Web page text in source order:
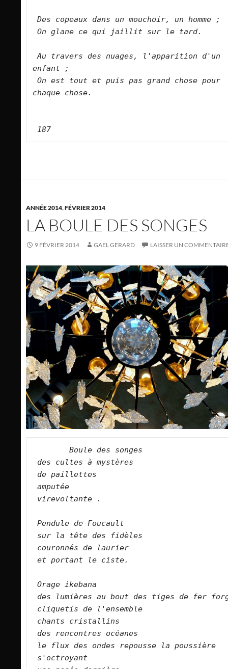
Des copeaux dans un mouchoir, un homme ;
On glane ce qui jaillit sur le tard.
Au travers des nuages, l'apparition d'un
enfant ;
On est tout et puis pas grand chose pour
chaque chose.
187
ANNÉE 2014,FÉVRIER 2014
LA BOULE DES SONGES
9 FÉVRIER 2014 GAEL GERARD LAISSER UN
Boule des songes
des cultes à mystères
de paillettes
amputée
virevoltante .
Pendule de Foucault
sur la tête des fidèles
couronnés de laurier
et portant le ciste.
Orage ikebana
des lumières au bout des tiges de fer
cliquetis de l'ensemble
chants cristallins
des rencontres océanes
le flux des ondes repousse la poussière
s'octroyant